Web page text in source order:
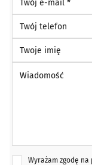
Wyrażam zgodę